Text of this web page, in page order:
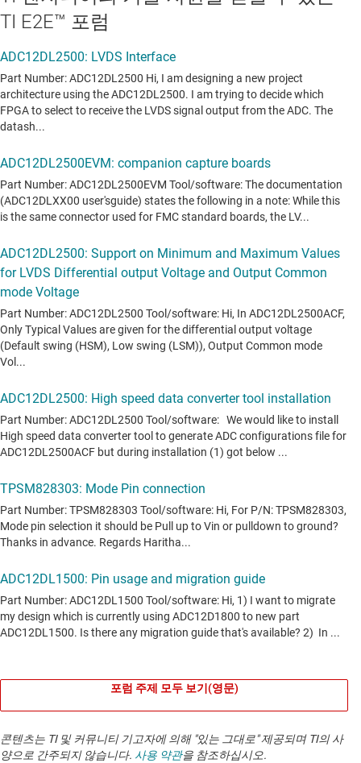
TI E2E™ 포럼
포럼 주제 모두 보기(영문)
콘텐츠는 TI 및 커뮤니티 기고자에 의해 "있는 그대로" 제공되며 TI의 사
양으로 간주되지 않습니다. 사용 약관을 참조하십시오.